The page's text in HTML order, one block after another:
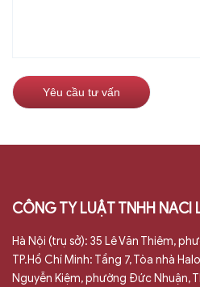
CÔNG TY LUẬT TNHH NACI
Hà Nội (trụ sở): 35 Lê Văn Thiêm,
TP.Hồ Chí Minh: Tầng 7, Tòa nhà
Nguyễn Kiệm, phường Đức Nhuận,